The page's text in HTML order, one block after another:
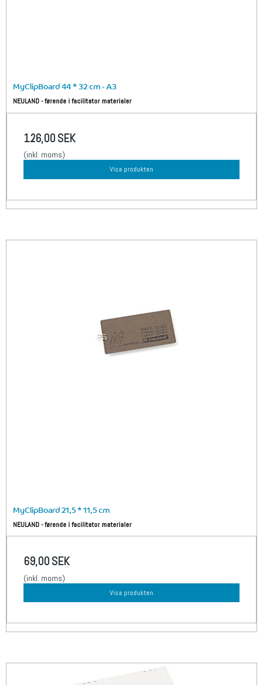
MyClipBoard 44 * 32 cm - A3
NEULAND - førende i facilitator materialer
126,00 SEK
(inkl. moms)
Visa produkten
MyClipBoard 21,5 * 11,5 cm
NEULAND - førende i facilitator materialer
69,00 SEK
(inkl. moms)
Visa produkten